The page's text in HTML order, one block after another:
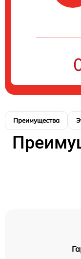
Преимущества